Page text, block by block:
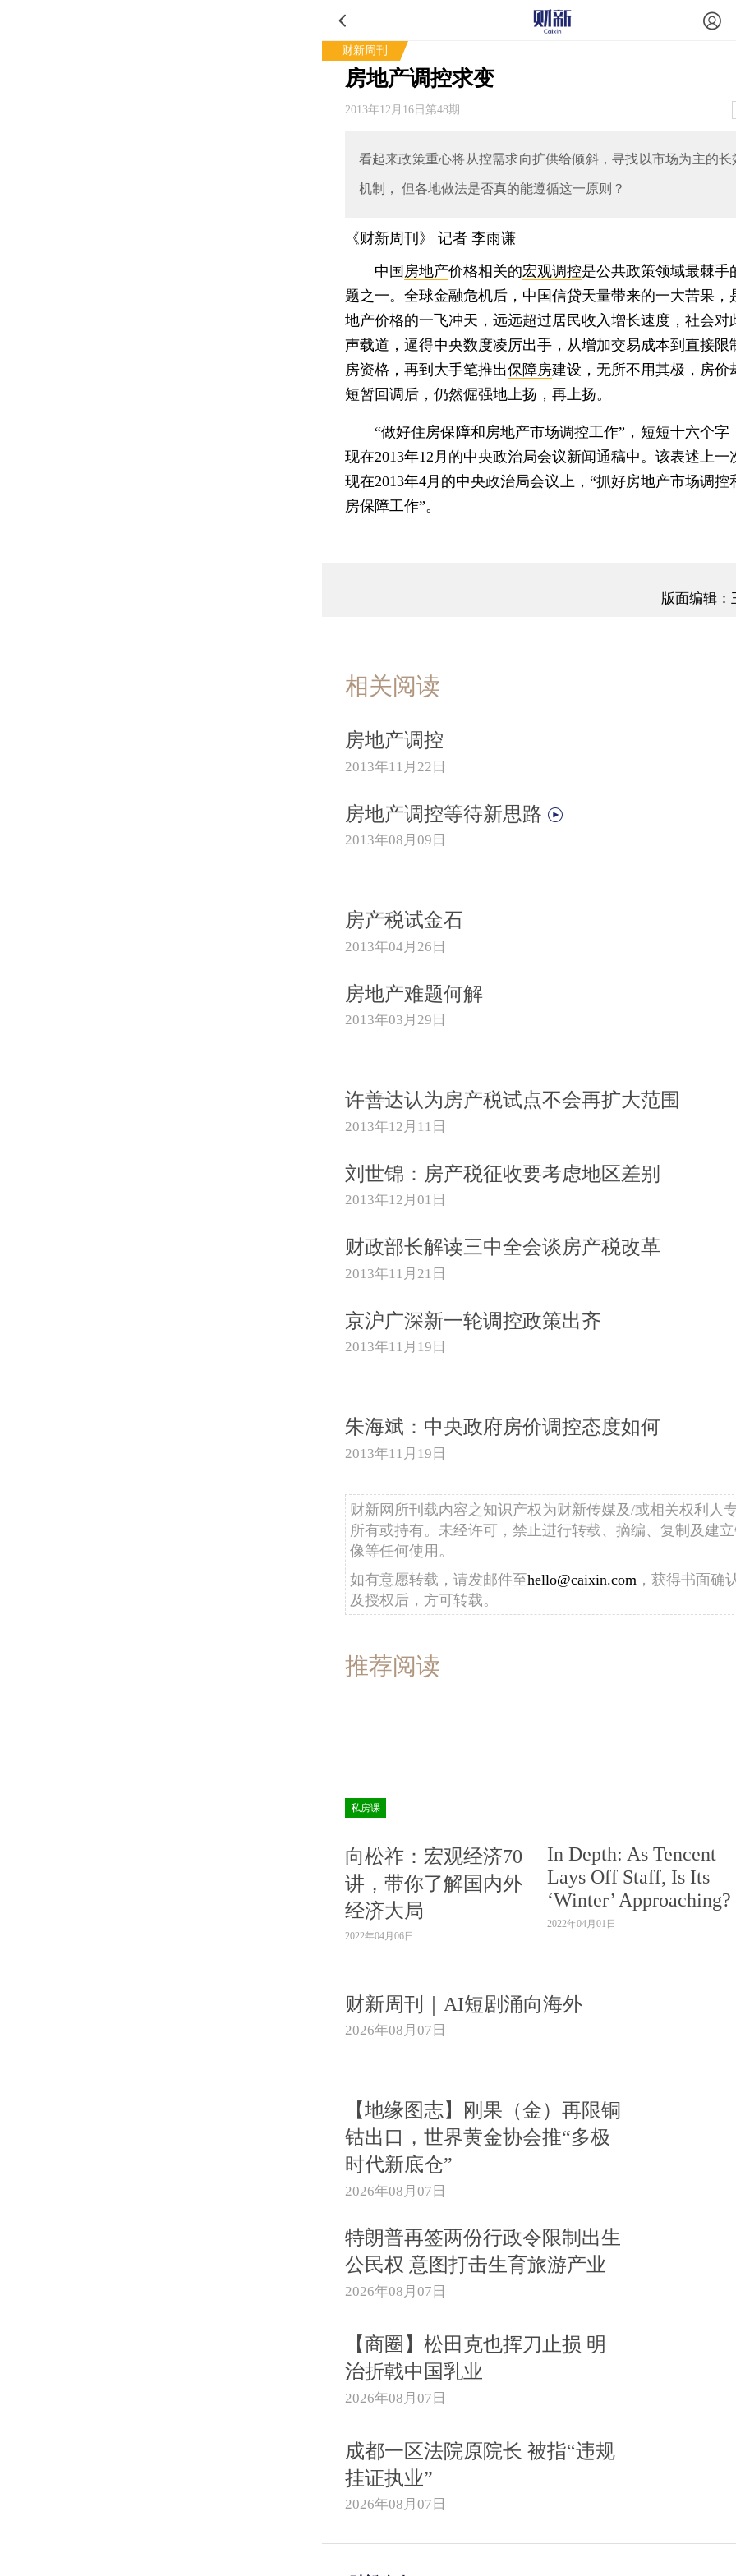
财新周刊
房地产调控求变
2013年12月16日第48期
看起来政策重心将从控需求向扩供给倾斜，寻找以市场为主的长
机制， 但各地做法是否真的能遵循这一原则？
《财新周刊》 记者 李雨谦
中国 房地产价格相关的宏观调控是公共政策领域最棘手
题之一。全球金融危机后，中国信贷天量带来的一大苦果，
地产价格的一飞冲天，远远超过居民收入增长速度，社会对
声载道，逼得中央数度凌厉出手，从增加交易成本到直接限
房资格，再到大手笔推出保障房建设，无所不用其极，房价
短暂回调后，仍然倔强地上扬，再上扬。
“做好住房保障和房地产市场调控工作”，短短十六个字
现在2013年12月的中央政治局会议新闻通稿中。该表述上一
现在2013年4月的中央政治局会议上，“抓好房地产市场调控
房保障工作”。
版面编辑：
相关阅读
房地产调控
2013年11月22日
房地产调控等待新思路
2013年08月09日
房产税试金石
2013年04月26日
房地产难题何解
2013年03月29日
许善达认为房产税试点不会再扩大范围
2013年12月11日
刘世锦：房产税征收要考虑地区差别
2013年12月01日
财政部长解读三中全会谈房产税改革
2013年11月21日
京沪广深新一轮调控政策出齐
2013年11月19日
朱海斌：中央政府房价调控态度如何
2013年11月19日
财新网所刊载内容之知识产权为财新传媒及/或相关权利人
所有或持有。未经许可，禁止进行转载、摘编、复制及建
像等任何使用。
如有意愿转载，请发邮件至hello@caixin.com ，获得书面确
及授权后，方可转载。
推荐阅读
私房课
向松祚：宏观经济70
讲，带你了解国内外
经济大局
2022年04月06日
In Depth: As Tencent
Lays Off Staff, Is Its
‘Winter’ Approaching?
2022年04月01日
财新周刊｜AI短剧涌向海外
2026年08月07日
【地缘图志】刚果（金）再限铜
钴出口，世界黄金协会推“多极
时代新底仓”
2026年08月07日
特朗普再签两份行政令限制出生
公民权 意图打击生育旅游产业
2026年08月07日
【商圈】松田克也挥刀止损 明
治折戟中国乳业
2026年08月07日
成都一区法院原院长 被指“违规
挂证执业”
2026年08月07日